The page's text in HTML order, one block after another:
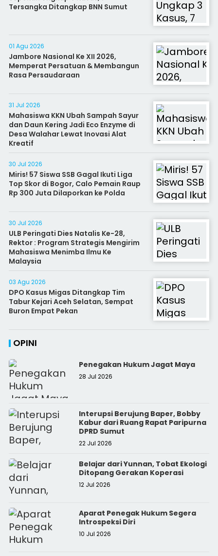
Tersangka Ditangkap BNN Sumut
01 Agu 2026
Jambore Nasional Ke XII 2026,
Memperat Persatuan & Membangun
Rasa Persaudaraan
31 Jul 2026
Mahasiswa KKN Ubah Sampah Sayur
dan Daun Kering Jadi Eco Enzyme di
Desa Walahar Lewat Inovasi Alat
Kreatif
30 Jul 2026
Miris! 57 Siswa SSB Gagal Ikuti Liga
Top Skor di Bogor, Calo Pemain Raup
Rp 300 Juta Dilaporkan ke Polda
30 Jul 2026
ULB Peringati Dies Natalis Ke-28,
Rektor : Program Strategis Mengirim
Mahasiswa Menimba Ilmu Ke
Malaysia
03 Agu 2026
DPO Kasus Migas Ditangkap Tim
Tabur Kejari Aceh Selatan, Sempat
Buron Empat Pekan
OPINI
Penegakan Hukum Jagat Maya
28 Jul 2026
Interupsi Berujung Baper, Bobby
Kabur dari Ruang Rapat Paripurna
DPRD Sumut
22 Jul 2026
Belajar dari Yunnan, Tobat Ekologi
Ditopang Gerakan Koperasi
12 Jul 2026
Aparat Penegak Hukum Segera
Introspeksi Diri
10 Jul 2026